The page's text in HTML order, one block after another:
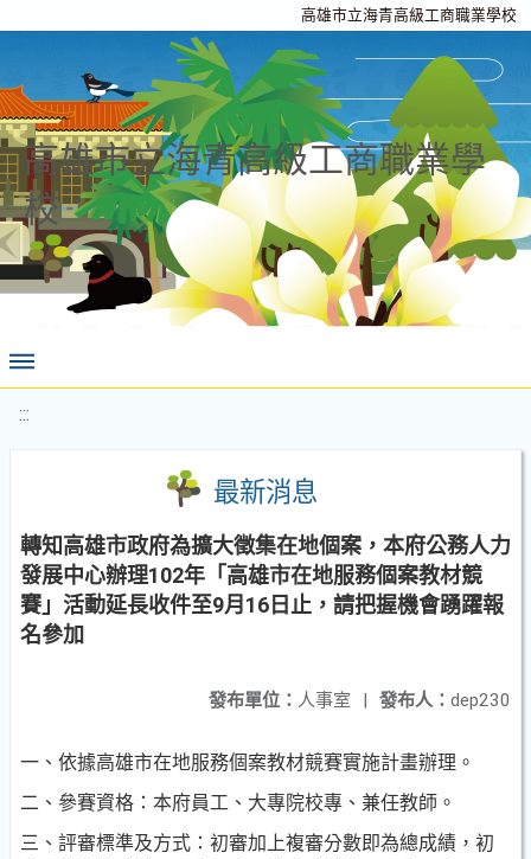
高雄市立海青高級工商職業學校
高雄市立海青高級工商職業學
校
:::
最新消息
轉知高雄市政府為擴大徵集在地個案，本府公務人力
發展中心辦理102年「高雄市在地服務個案教材競
賽」活動延長收件至9月16日止，請把握機會踴躍報
名參加
發布人： dep230
發布單位： 人事室 |
一、依據高雄市在地服務個案教材競賽實施計畫辦理。
二、參賽資格：本府員工、大專院校專、兼任教師。
三、評審標準及方式：初審加上複審分數即為總成績，初